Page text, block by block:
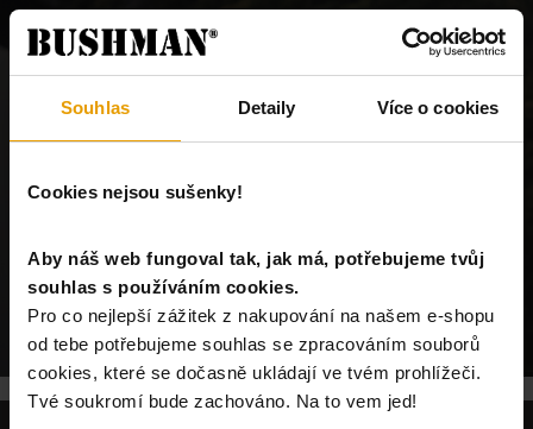
Souhlas Detaily Více o cookies
Cookies nejsou sušenky!
Aby náš web fungoval tak, jak má, potřebujeme tvůj
souhlas s používáním cookies.
Pro co nejlepší zážitek z nakupování na našem e-shopu
od tebe potřebujeme souhlas se zpracováním souborů
cookies, které se dočasně ukládají ve tvém prohlížeči.
Tvé soukromí bude zachováno. Na to vem jed!
odkazem na našem webu nemůžeme najít.
Buď je
chybně zadaný odkaz, nebo je požadovaný produkt
POKRAČUJ NA ÚVODNÍ STRÁNKU